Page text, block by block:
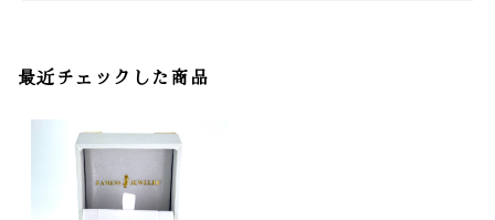
最近チェックした商品